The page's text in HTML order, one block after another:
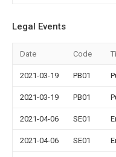
Legal Events
Date Code
2021-03-19 PB01
2021-03-19 PB01
2021-04-06 SE01
2021-04-06 SE01